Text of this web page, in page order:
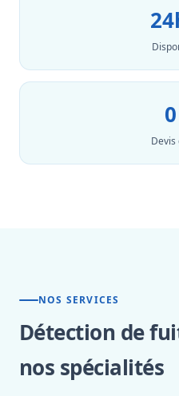
NOS SERVICES
Détection de
nos spécialités